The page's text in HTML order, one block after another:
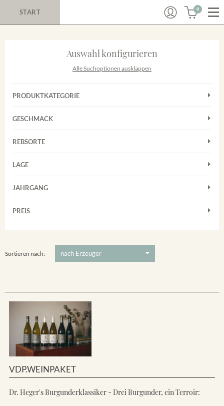
START 0
Auswahl konfigurieren
Alle Suchoptionen ausklappen
PRODUKTKATEGORIE
Cuvées
Rosé
Sekt
GESCHMACK
Trocken
REBSORTE
Auxerrois
Cuvée
Grauburgunder
LAGE
Achkarrer Schlossberg
Merdinger Bühl
Vorderer Winklerberg
JAHRGANG
PREIS
Sortieren nach:
VDP.WEINPAKET
Dr. Heger's Burgunderklassiker - Drei Burgunder, ein Terroir: